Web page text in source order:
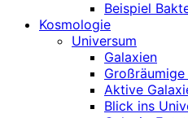
Beispiel
Kosmologie
Universum
Galaxien
Aktive
Blick ins